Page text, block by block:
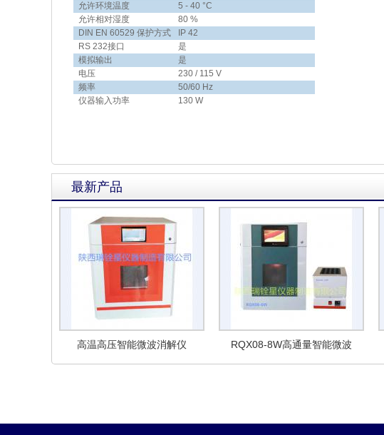
允许环境温度
5 - 40 °C
允许相对湿度
80 %
DIN EN 60529 保护方式
IP 42
RS 232接口
是
模拟输出
是
电压
230 / 115 V
频率
50/60 Hz
仪器输入功率
130 W
最新产品
高温高压智能微波消解仪
RQX08-8W高通量智能微波
消解仪